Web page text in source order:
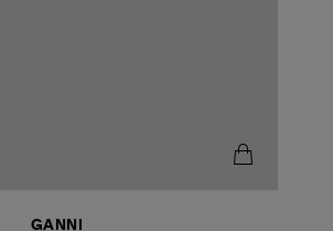
GANNI